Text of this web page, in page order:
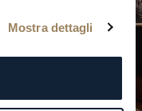
Mostra dettagli